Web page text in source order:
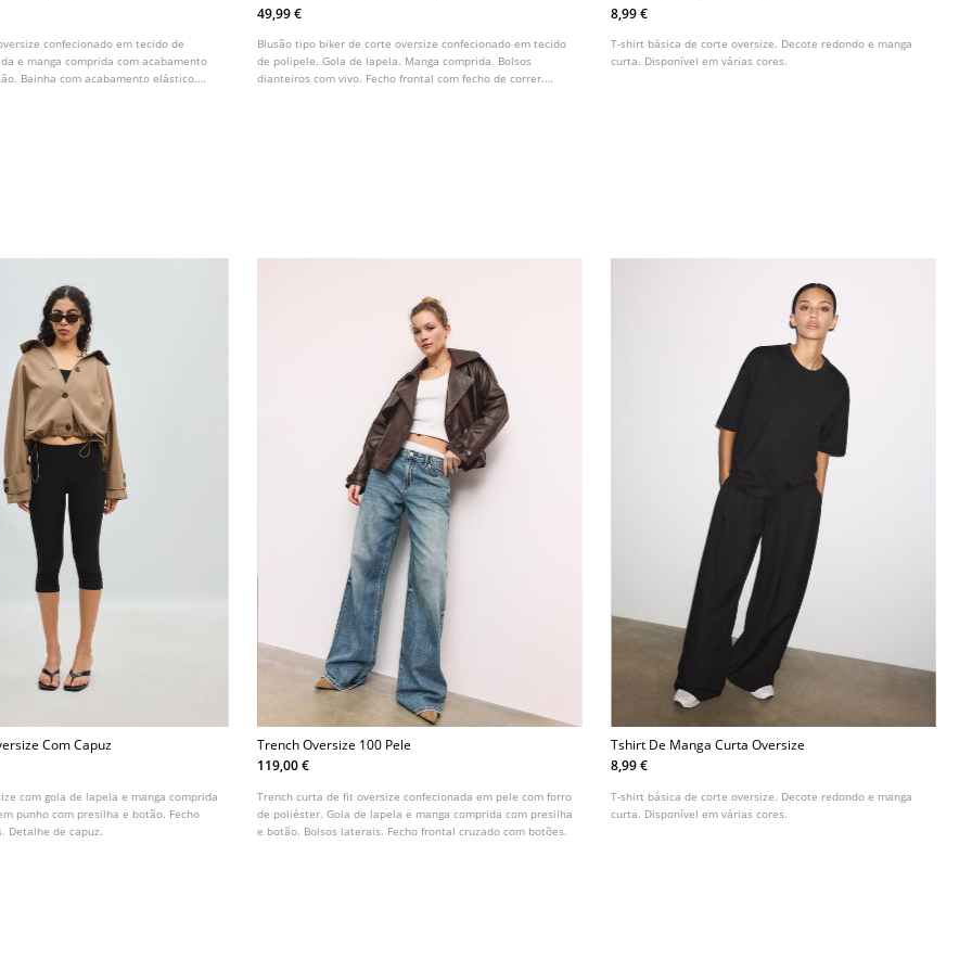
confecionado em tecido de
e manga comprida com acabamento
Bainha com acabamento elástico.
49,99 €
Blusão tipo biker de corte oversize confecionado em tecido
de polipele. Gola de lapela. Manga comprida. Bolsos
dianteiros com vivo. Fecho frontal com fecho de correr.
8,99 €
T-shirt básica de corte oversize. Decote redondo e manga
curta. Disponível em várias cores.
Com Capuz
com gola de lapela e manga comprida
punho com presilha e botão. Fecho
Detalhe de capuz.
Trench Oversize 100 Pele
119,00 €
Trench curta de fit oversize confecionada em pele com forro
de poliéster. Gola de lapela e manga comprida com presilha
e botão. Bolsos laterais. Fecho frontal cruzado com botões.
Tshirt De Manga Curta Oversize
8,99 €
T-shirt básica de corte oversize. Decote redondo e manga
curta. Disponível em várias cores.